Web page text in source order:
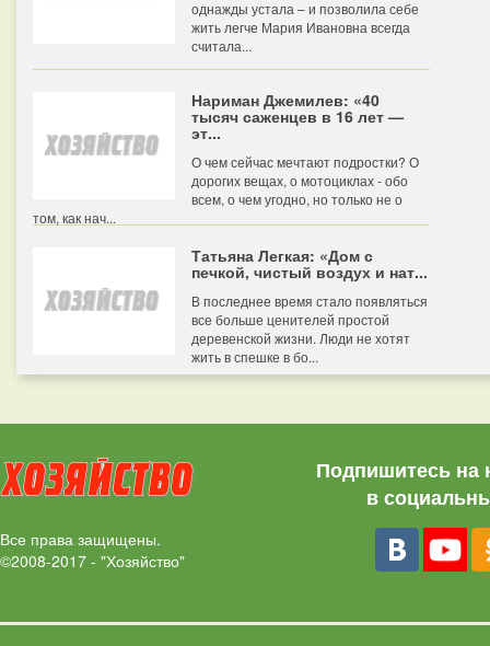
однажды устала – и позволила себе
жить легче Мария Ивановна всегда
считала...
Нариман Джемилев: «40
тысяч саженцев в 16 лет —
эт...
О чем сейчас мечтают подростки? О
дорогих вещах, о мотоциклах - обо
всем, о чем угодно, но только не о
том, как нач...
Татьяна Легкая: «Дом с
печкой, чистый воздух и нат...
В последнее время стало появляться
все больше ценителей простой
деревенской жизни. Люди не хотят
жить в спешке в бо...
Все права защищены.
©2008-2017 - "Хозяйство"
Подпишитесь на
в